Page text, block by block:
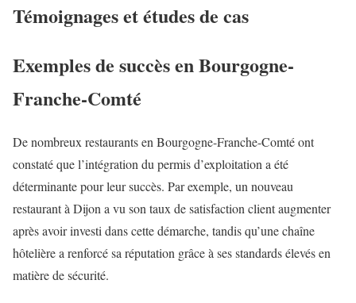
Témoignages et études de cas
Exemples de succès en Bourgogne-
Franche-Comté
De nombreux restaurants en Bourgogne-Franche-Comté ont
constaté que l’intégration du permis d’exploitation a été
déterminante pour leur succès. Par exemple, un nouveau
restaurant à Dijon a vu son taux de satisfaction client augmenter
après avoir investi dans cette démarche, tandis qu’une chaîne
hôtelière a renforcé sa réputation grâce à ses standards élevés en
matière de sécurité.